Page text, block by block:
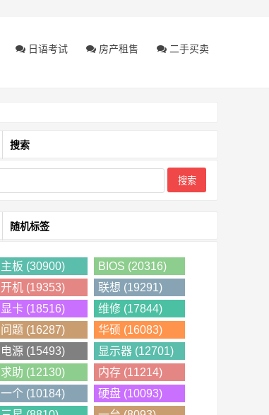
日语考试 房产租售 二手买卖
搜索
随机标签
主板 (30900)
BIOS (20316)
开机 (19353)
联想 (19291)
显卡 (18516)
维修 (17844)
问题 (16287)
华硕 (16083)
电源 (15493)
显示器 (12701)
求助 (12130)
内存 (11214)
一个 (10184)
硬盘 (10093)